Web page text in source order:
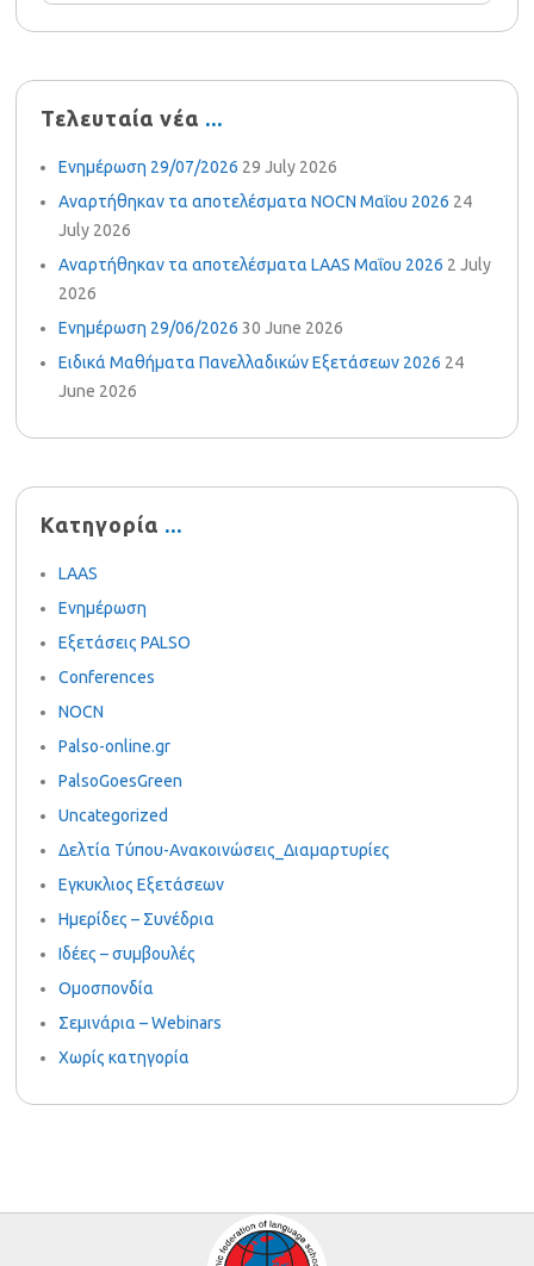
Τελευταία νέα
Ενημέρωση 29/07/2026 29 July 2026
Αναρτήθηκαν τα αποτελέσματα NOCN Μαΐου 2026 24
July 2026
Αναρτήθηκαν τα αποτελέσματα LAAS Μαΐου 2026 2 July
2026
Ενημέρωση 29/06/2026 30 June 2026
Ειδικά Μαθήματα Πανελλαδικών Εξετάσεων 2026 24
June 2026
Κατηγορία
LAAS
Ενημέρωση
Εξετάσεις PALSO
Conferences
NOCN
Palso-online.gr
PalsoGoesGreen
Uncategorized
Δελτία Τύπου-Ανακοινώσεις_Διαμαρτυρίες
Εγκυκλιος Εξετάσεων
Ημερίδες – Συνέδρια
Ιδέες – συμβουλές
Ομοσπονδία
Σεμινάρια – Webinars
Χωρίς κατηγορία